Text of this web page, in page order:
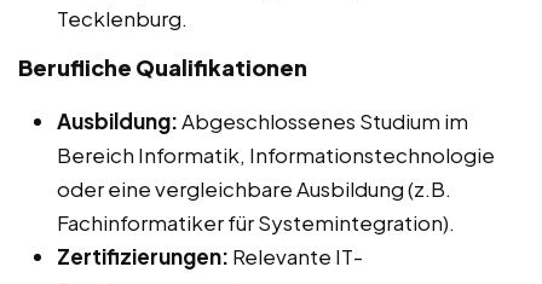
Tecklenburg.
Berufliche Qualifikationen
Ausbildung:Abgeschlossenes Studium im
Bereich Informatik, Informationstechnologie
oder eine vergleichbare Ausbildung (z.B.
Fachinformatiker für Systemintegration).
Zertifizierungen: Relevante IT-